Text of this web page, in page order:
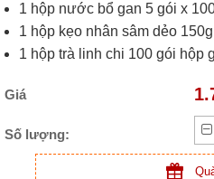
1 hộp nước bổ gan 5 gói x
1 hộp kẹo nhân sâm dẻo 150g
1 hộp trà linh chi 100 gói hộp
Giá
Số lượng: